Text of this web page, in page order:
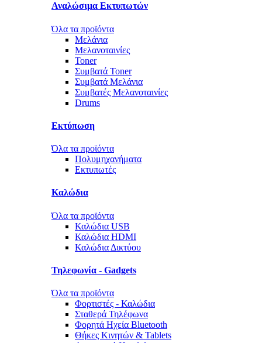
Αναλώσιμα Εκτυπωτών
Όλα τα προϊόντα
Μελάνια
Μελανοταινίες
Toner
Συμβατά Toner
Συμβατά Μελάνια
Συμβατές Μελανοταινίες
Drums
Εκτύπωση
Όλα τα προϊόντα
Πολυμηχανήματα
Εκτυπωτές
Καλώδια
Όλα τα προϊόντα
Καλώδια USB
Καλώδια HDMI
Καλώδια Δικτύου
Τηλεφωνία - Gadgets
Όλα τα προϊόντα
Φορτιστές - Καλώδια
Σταθερά Τηλέφωνα
Φορητά Ηχεία Bluetooth
Θήκες Κινητών & Tablets